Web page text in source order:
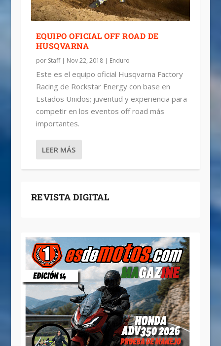
EQUIPO OFICIAL OFF ROAD DE
HUSQVARNA
por Staff| Nov 22, 2018| Enduro
Este es el equipo oficial Husqvarna Factory
Racing de Rockstar Energy con base en
Estados Unidos; juventud y experiencia para
competir en los eventos off road más
importantes.
LEER MÁS
REVISTA DIGITAL